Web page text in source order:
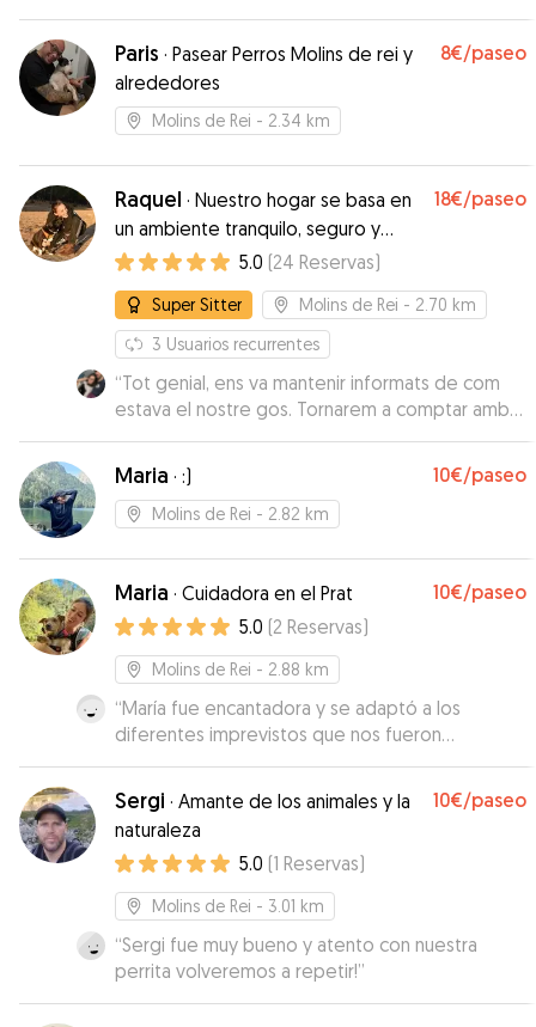
Paris · Pasear Perros Molins de rei y
alrededores
8€/paseo
Molins de Rei - 2.34 km
Raquel · Nuestro hogar se basa en
un ambiente tranquilo, seguro y
familiar🐶❤️‍🩹
18€/paseo
5.0 (24 Reservas)
Super Sitter Molins de Rei - 2.70 km
3 Usuarios recurrentes
“Tot genial, ens va mantenir informats de com
estava el nostre gos. Tornarem a comptar amb
ella.”
Maria · :) 10€/paseo
Molins de Rei - 2.82 km
Maria · Cuidadora en el Prat 10€/paseo
5.0 (2 Reservas)
Molins de Rei - 2.88 km
“María fue encantadora y se adaptó a los
diferentes imprevistos que nos fueron
surgiendo. Fue un placer y repetiremos!”
Sergi · Amante de los animales y la
naturaleza
10€/paseo
5.0 (1 Reservas)
Molins de Rei - 3.01 km
“Sergi fue muy bueno y atento con nuestra
perrita volveremos a repetir!”